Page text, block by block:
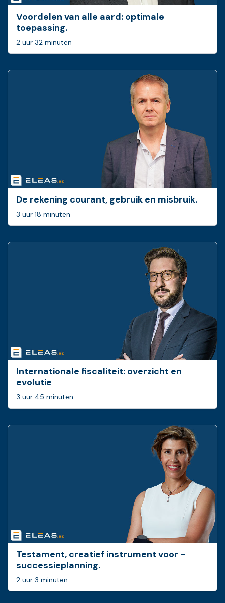
Voordelen van alle aard: optimale
toepassing.
2 uur 32 minuten
De rekening courant, gebruik en misbruik.
3 uur 18 minuten
Internationale fiscaliteit: overzicht en
evolutie
3 uur 45 minuten
Testament, creatief ­instrument voor ­
successieplanning.
2 uur 3 minuten